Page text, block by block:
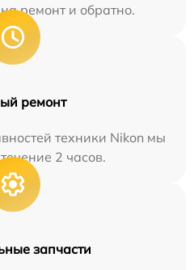
ремонт и обратно.
ремонт
техники Nikon мы
2 часов.
запчасти